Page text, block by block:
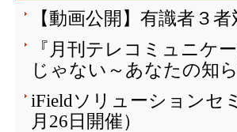
【動画公開】有識者３
『月刊テレコミュニケ
じゃない～あなたの知
iFieldソリューションセ
月26日開催）